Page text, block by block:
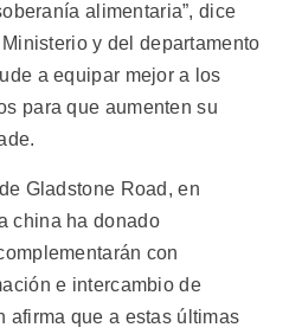
alimentaria”, dice
y del departamento
a equipar mejor a los
para que aumenten su
Gladstone Road, en
china ha donado
con
e intercambio de
afirma que a estas últimas